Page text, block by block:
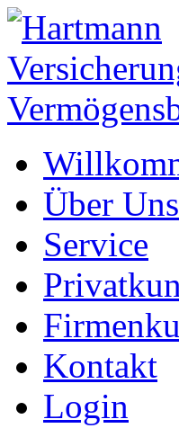
Über Uns
Service
Kontakt
Login